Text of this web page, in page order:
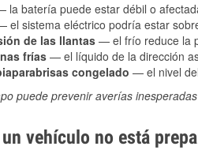
batería puede estar débil o
el sistema eléctrico podría estar
de las llantas— el frío reduce la
frías — el líquido de la dirección
congelado — el nivel
puede prevenir averías
vehículo no está